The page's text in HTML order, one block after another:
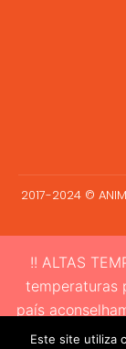
2017-2024 ©
!! ALTAS
temperaturas
país
EXPRESSO
Este site utiliza